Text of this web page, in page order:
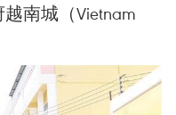
南城（Vietnam